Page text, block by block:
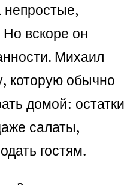
вскоре он
Михаил
которую обычно
домой: остатки
салаты,
гостям.